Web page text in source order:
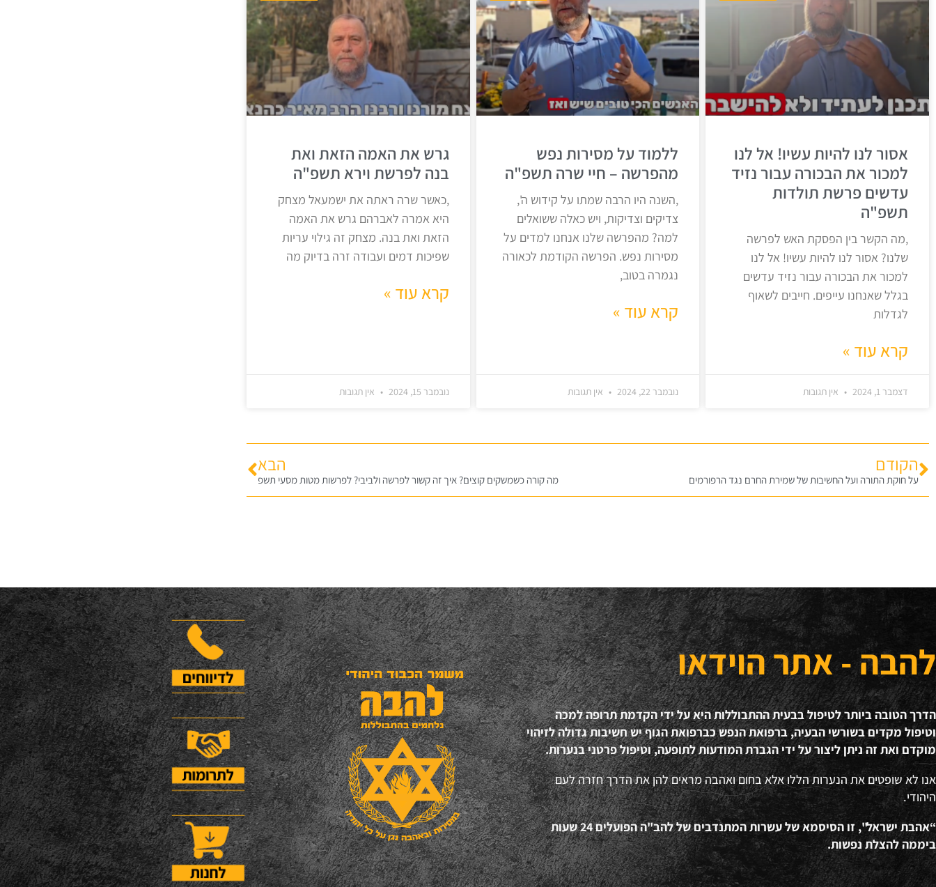
אסור לנו להיות עשיו! אל לנו
למכור את הבכורה עבור נזיד
עדשים פרשת תולדות
תשפ"ה
,מה הקשר בין הפסקת האש לפרשה
שלנו? אסור לנו להיות עשיו! אל לנו
למכור את הבכורה עבור נזיד עדשים
בגלל שאנחנו עייפים. חייבים לשאוף
לגדלות
קרא עוד »
דצמבר 1, 2024 אין תגובות
ללמוד על מסירות נפש
מהפרשה – חיי שרה תשפ"ה
,השנה היו הרבה שמתו על קידוש ה',
צדיקים וצדיקות, ויש כאלה ששואלים
למה? מהפרשה שלנו אנחנו למדים על
מסירות נפש. הפרשה הקודמת לכאורה
נגמרה בטוב,
קרא עוד »
נובמבר 22, 2024 אין תגובות
גרש את האמה הזאת ואת
בנה לפרשת וירא תשפ"ה
,כאשר שרה ראתה את ישמעאל מצחק
היא אמרה לאברהם גרש את האמה
הזאת ואת בנה. מצחק זה גילוי עריות
שפיכות דמים ועבודה זרה בדיוק מה
קרא עוד »
נובמבר 15, 2024 אין תגובות
הקודם
על חוקת התורה ועל החשיבות של שמירת החרם נגד הרפורמים
הבא
מה קורה כשמשקים קוצים? איך זה קשור לפרשה ולביבי? לפרשות מטות מסעי תשפ
להבה - אתר הוידאו
הדרך הטובה ביותר לטיפול בבעית ההתבוללות היא על ידי הקדמת תרופה למכה
וטיפול מקדים בשורשי הבעיה, ברפואת הנפש כברפואת הגוף יש חשיבות גדולה לזיהוי
מוקדם ואת זה ניתן ליצור על ידי הגברת המודעות לתופעה, וטיפול פרטני בנערות.
אנו לא שופטים את הנערות הללו אלא בחום ואהבה מראים להן את הדרך חזרה לעם
היהודי.
“אהבת ישראל", זו הסיסמא של עשרות המתנדבים של להב"ה הפועלים 24 שעות
ביממה להצלת נפשות.